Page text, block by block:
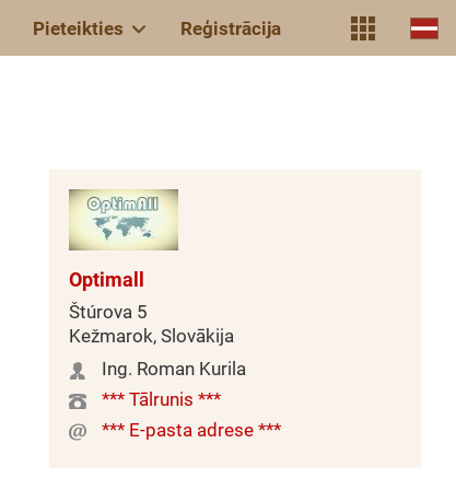
Pieteikties Reģistrācija
Optimall
Štúrova 5
Kežmarok, Slovākija
Ing. Roman Kurila
*** Tālrunis ***
*** E-pasta adrese ***